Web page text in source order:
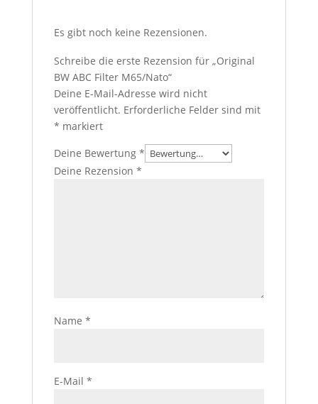
Es gibt noch keine Rezensionen.
Schreibe die erste Rezension für „Original
BW ABC Filter M65/Nato“
Deine E-Mail-Adresse wird nicht
veröffentlicht. Erforderliche Felder sind mit
* markiert
Deine Bewertung *
Deine Rezension *
Name *
E-Mail *